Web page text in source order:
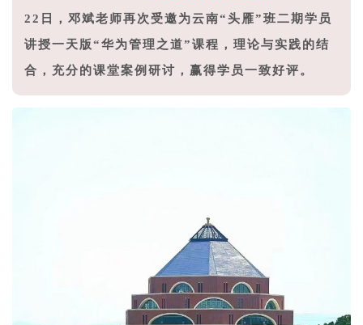
22日，邓斌老师再次受邀为云南“头雁”班二期学员
讲授一天版“华为管理之道”课程，理论与实践的结
合，充分的课堂案例研讨，赢得学员一致好评。